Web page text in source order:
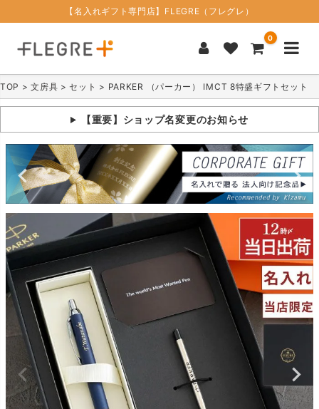
【名入れギフト専門店】FLEGRE（フレグレ）
0
TOP 文房具 セット PARKER （パーカー） IMCT 8特盛ギフトセット
【重要】ショップ名変更のお知らせ